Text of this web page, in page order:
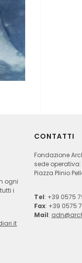
ogni
i
CONTATTI
Fondazione
sede
Piazza Plinio
Tel: +39 0575
Fax: +39 0575
Mail: